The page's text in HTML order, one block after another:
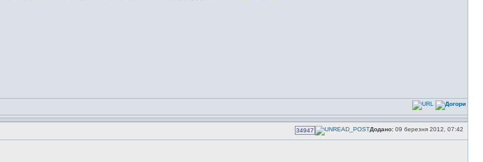
34947 Додано: 09 березня 2012, 07:42